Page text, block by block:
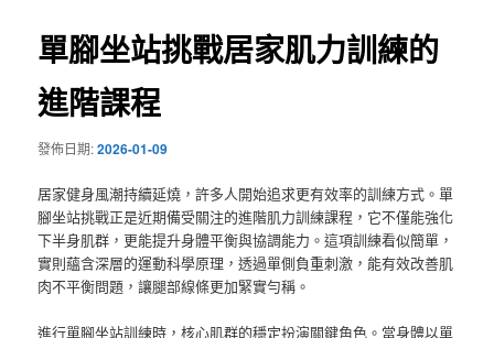
單腳坐站挑戰居家肌力訓練的
進階課程
發佈日期:2026-01-09
居家健身風潮持續延燒，許多人開始追求更有效率的訓練方式。單
腳坐站挑戰正是近期備受關注的進階肌力訓練課程，它不僅能強化
下半身肌群，更能提升身體平衡與協調能力。這項訓練看似簡單，
實則蘊含深層的運動科學原理，透過單側負重刺激，能有效改善肌
肉不平衡問題，讓腿部線條更加緊實勻稱。
進行單腳坐站訓練時，核心肌群的穩定扮演關鍵角色。當身體以單